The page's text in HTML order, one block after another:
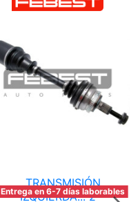
Entrega en 6-7 días laborables